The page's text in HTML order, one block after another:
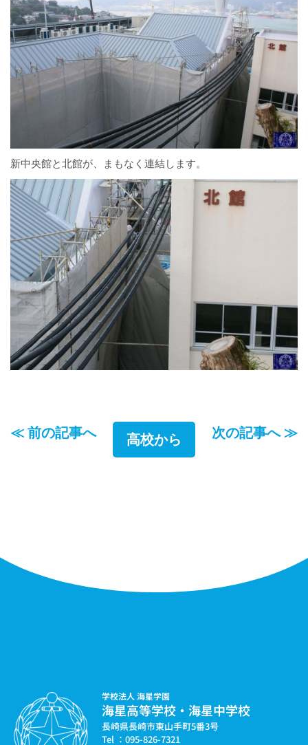
新中央館と北館が、まもなく連結します。
≪ 前の記事へ 高校から 次の記事へ ≫
学校法人 海星学園
海星高等学校・海星中学校
長崎県長崎市東山手町5番3号
Tel ：095-826-7321